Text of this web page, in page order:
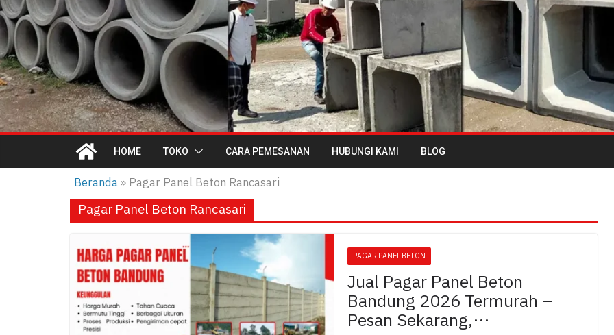
HOME TOKO CARA PEMESANAN HUBUNGI KAMI BLOG
Beranda» Pagar Panel Beton Rancasari
Pagar Panel Beton Rancasari
PAGAR PANEL BETON
Jual Pagar Panel Beton
Bandung 2026 Termurah –
Pesan Sekarang,…